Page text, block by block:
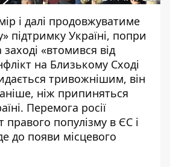
і далі продовжуватиме
підтримку Україні, попри
«втомився від
на Близькому Сході
тривожнішим, він
ніж припиняться
Перемога росії
правого популізму в ЄС і
до появи місцевого